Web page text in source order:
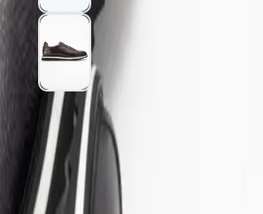
45
SEPETE EKLE